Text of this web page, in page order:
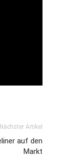
Nächster Artikel
auf den
Markt